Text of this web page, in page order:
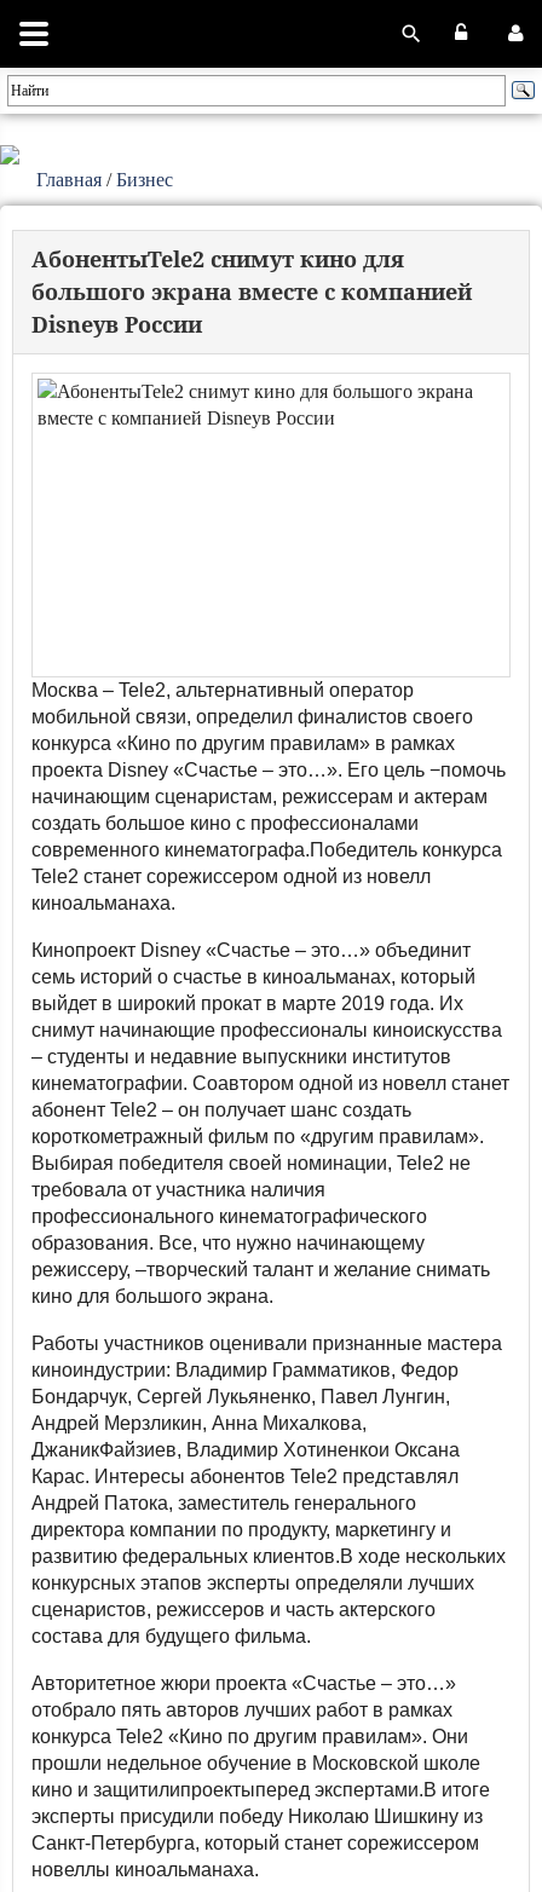
Главная /Бизнес
АбонентыTele2 снимут кино для
большого экрана вместе с компанией
Disneyв России
Москва – Tele2, альтернативный оператор
мобильной связи, определил финалистов своего
конкурса «Кино по другим правилам» в рамках
проекта Disney «Счастье – это…». Его цель −помочь
начинающим сценаристам, режиссерам и актерам
создать большое кино с профессионалами
современного кинематографа.Победитель конкурса
Tele2 станет сорежиссером одной из новелл
киноальманаха.
Кинопроект Disney «Счастье – это…» объединит
семь историй о счастье в киноальманах, который
выйдет в широкий прокат в марте 2019 года. Их
снимут начинающие профессионалы киноискусства
– студенты и недавние выпускники институтов
кинематографии. Соавтором одной из новелл станет
абонент Tele2 – он получает шанс создать
короткометражный фильм по «другим правилам».
Выбирая победителя своей номинации, Tele2 не
требовала от участника наличия
профессионального кинематографического
образования. Все, что нужно начинающему
режиссеру, –творческий талант и желание снимать
кино для большого экрана.
Работы участников оценивали признанные мастера
киноиндустрии: Владимир Грамматиков, Федор
Бондарчук, Сергей Лукьяненко, Павел Лунгин,
Андрей Мерзликин, Анна Михалкова,
ДжаникФайзиев, Владимир Хотиненкои Оксана
Карас. Интересы абонентов Tele2 представлял
Андрей Патока, заместитель генерального
директора компании по продукту, маркетингу и
развитию федеральных клиентов.В ходе нескольких
конкурсных этапов эксперты определяли лучших
сценаристов, режиссеров и часть актерского
состава для будущего фильма.
Авторитетное жюри проекта «Счастье – это…»
отобрало пять авторов лучших работ в рамках
конкурса Tele2 «Кино по другим правилам». Они
прошли недельное обучение в Московской школе
кино и защитилипроектыперед экспертами.В итоге
эксперты присудили победу Николаю Шишкину из
Санкт-Петербурга, который станет сорежиссером
новеллы киноальманаха.